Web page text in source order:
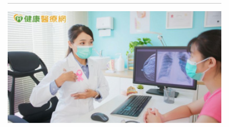
「糞便潛血濃度」提供精準醫療新策略
https://www.healthnews.com.tw/readnews.php?
id=64777
珈、曼黛瑪璉、赫本健康，從即日起至5/15(四)，民眾掃描
活動頁面QR code下載指定APP，即可免費報名參加，還可
以再獲得一堂保濕導入課程。另升級「粉紅絲帶組別」，可
領取應援物資包－限定粉紅絲帶飲料提袋與手機掛繩，完賽
送公益夥伴提供的多項好禮，並於活動期間完成8萬或12萬
步，再抽面膜和內衣組。攜手汝安診所呼籲全民定期篩檢，
免費衛教體驗玩大型轉蛋機互動佐登妮絲攜手汝安診所於
4/12(六)、4/13(日) 12:00-18:30在台中文心森林公園舉辦
「乳妳同行」乳癌防治公益宣導活動，專業的醫師團隊現場
免費回答乳癌防治相關衛教，更設有乳房腫瘤體驗區，透過